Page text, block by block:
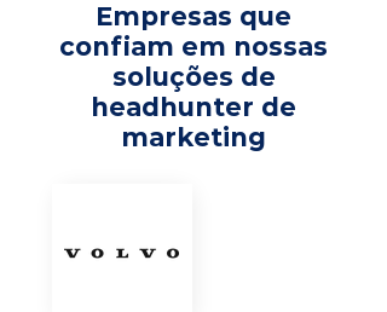
Empresas que
confiam em nossas
soluções de
headhunter de
marketing